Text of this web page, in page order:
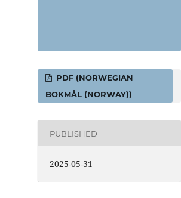
PDF (NORWEGIAN
BOKMÅL (NORWAY))
PUBLISHED
2025-05-31